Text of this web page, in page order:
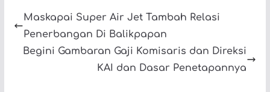
Maskapai Super Air Jet Tambah Relasi
Penerbangan Di Balikpapan
Begini Gambaran Gaji Komisaris dan Direksi
KAI dan Dasar Penetapannya